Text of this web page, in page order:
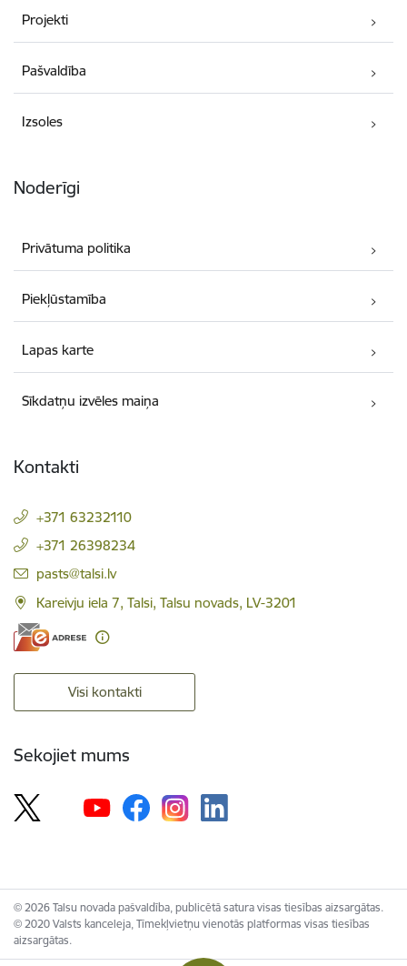
Projekti
Pašvaldība
Izsoles
Noderīgi
Privātuma politika
Piekļūstamība
Lapas karte
Sīkdatņu izvēles maiņa
Kontakti
+371 63232110
+371 26398234
E-pasts:
pasts@talsi.lv
Kareivju iela 7, Talsi, Talsu novads, LV-3201
Visi kontakti
Sekojiet mums
© 2026 Talsu novada pašvaldība, publicētā satura visas tiesības aizsargātas.
© 2020 Valsts kanceleja, Tīmekļvietņu vienotās platformas visas tiesības
aizsargātas.